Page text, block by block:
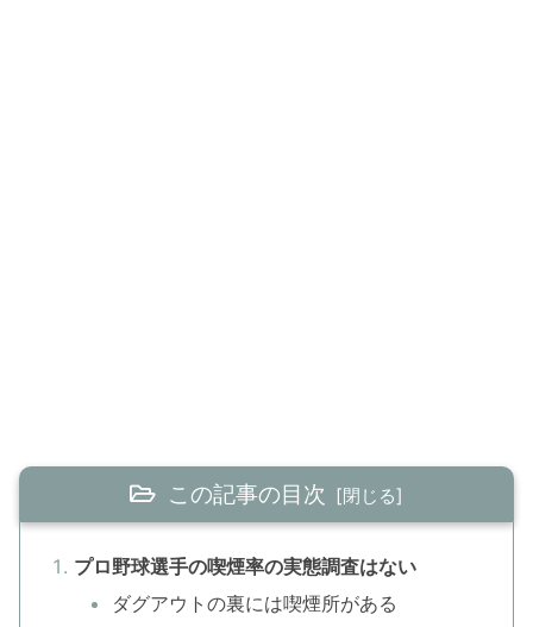
この記事の目次
プロ野球選手の喫煙率の実態調査はない
ダグアウトの裏には喫煙所がある